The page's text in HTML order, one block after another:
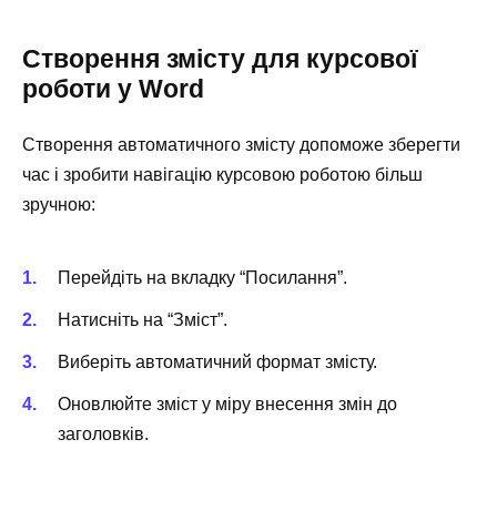
Створення змісту для курсової
роботи у Word
Створення автоматичного змісту допоможе зберегти
час і зробити навігацію курсовою роботою більш
зручною:
Перейдіть на вкладку “Посилання”.
Натисніть на “Зміст”.
Виберіть автоматичний формат змісту.
Оновлюйте зміст у міру внесення змін до
заголовків.